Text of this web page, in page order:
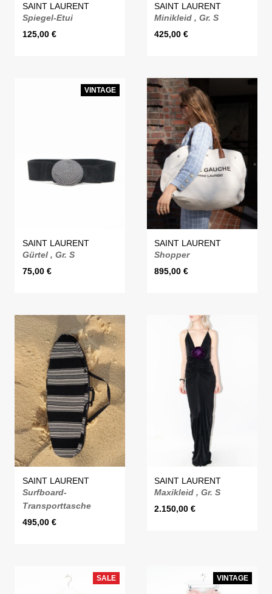
SAINT LAURENT
Spiegel-Etui
125,00 €
SAINT LAURENT
Minikleid , Gr. S
425,00€
VINTAGE
SAINT LAURENT
Gürtel , Gr. S
75,00 €
SAINT LAURENT
Shopper
895,00€
SAINT LAURENT
Surfboard-
Transporttasche
495,00 €
SAINT LAURENT
Maxikleid , Gr. S
2.150,00€
SALE VINTAGE